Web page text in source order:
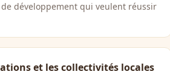
développement qui veulent réussir
et les collectivités locales